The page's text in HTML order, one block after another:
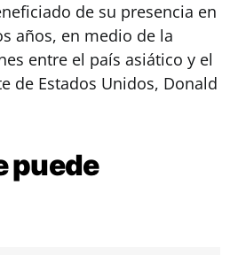
de su presencia en
años, en medio de la
entre el país asiático y el
de Estados Unidos, Donald
puede